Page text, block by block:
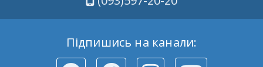
Підпишись на канали: